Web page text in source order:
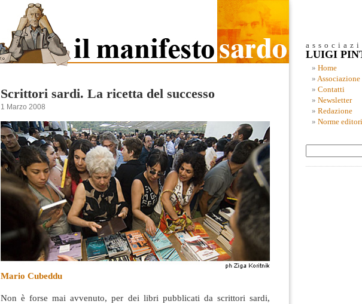
Scrittori sardi. La ricetta del successo
1 Marzo 2008
Mario Cubeddu
Non è forse mai avvenuto, per dei libri pubblicati da scrittori sardi,
LUIGI
Home
Associazione
Contatti
Newsletter
Redazione
Norme